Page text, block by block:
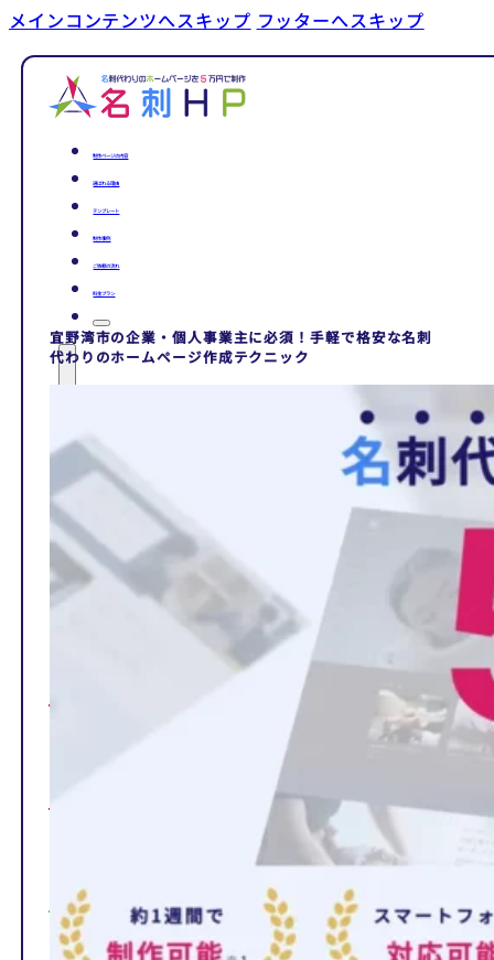
メインコンテンツへスキップ フッターへスキップ
制作ページの内容
選ばれる理由
テンプレート
制作事例
ご依頼の流れ
料金プラン
選ばれる理由
宜野湾市の企業・個人事業主に必須！手軽で格安な名刺
代わりのホームページ作成テクニック